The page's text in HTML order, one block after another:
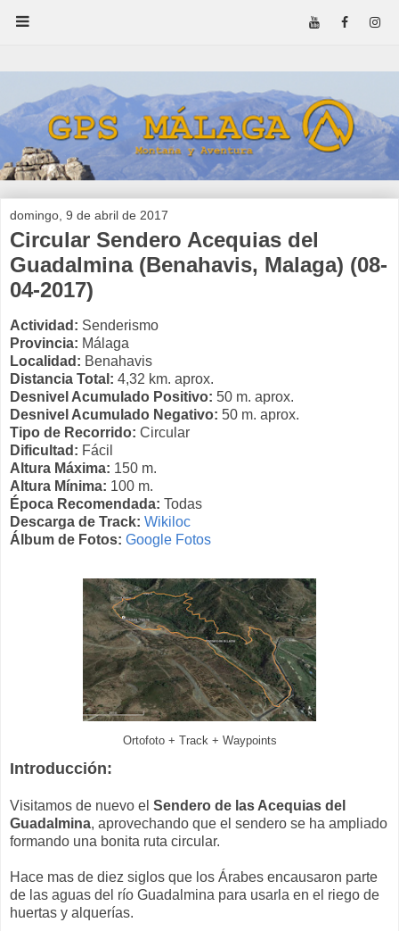
domingo, 9 de abril de 2017
Circular Sendero Acequias del
Guadalmina (Benahavis, Malaga) (08-
04-2017)
Actividad: Senderismo
Provincia: Málaga
Localidad: Benahavis
Distancia Total: 4,32 km. aprox.
Desnivel Acumulado Positivo: 50 m. aprox.
Desnivel Acumulado Negativo: 50 m. aprox.
Tipo de Recorrido: Circular
Dificultad: Fácil
Altura Máxima: 150 m.
Altura Mínima: 100 m.
Época Recomendada: Todas
Descarga de Track: Wikiloc
Álbum de Fotos: Google Fotos
Ortofoto + Track + Waypoints
Introducción:
Visitamos de nuevo el Sendero de las Acequias del
Guadalmina, aprovechando que el sendero se ha ampliado
formando una bonita ruta circular.
Hace mas de diez siglos que los Árabes encausaron parte
de las aguas del río Guadalmina para usarla en el riego de
huertas y alquerías.